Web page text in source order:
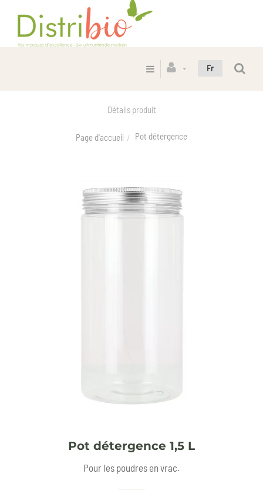
Fr
Détails produit
Page d'accueil Pot détergence
Pot détergence 1,5 L
Pour les poudres en vrac.